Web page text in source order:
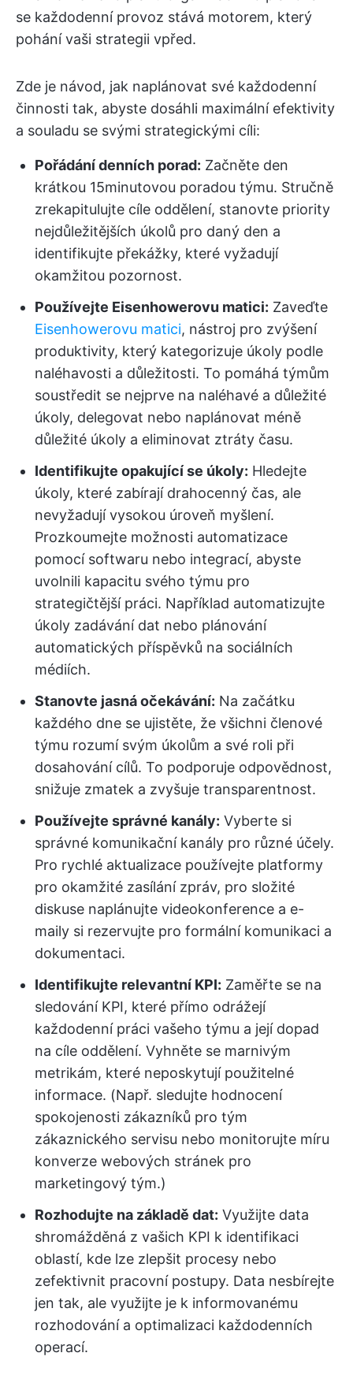
se každodenní provoz stává motorem, který
pohání vaši strategii vpřed.
Zde je návod, jak naplánovat své každodenní
činnosti tak, abyste dosáhli maximální efektivity
a souladu se svými strategickými cíli:
Pořádání denních porad: Začněte den
krátkou 15minutovou poradou týmu. Stručně
zrekapitulujte cíle oddělení, stanovte priority
nejdůležitějších úkolů pro daný den a
identifikujte překážky, které vyžadují
okamžitou pozornost.
Používejte Eisenhowerovu matici: Zaveďte
Eisenhowerovu matici, nástroj pro zvýšení
produktivity, který kategorizuje úkoly podle
naléhavosti a důležitosti. To pomáhá týmům
soustředit se nejprve na naléhavé a důležité
úkoly, delegovat nebo naplánovat méně
důležité úkoly a eliminovat ztráty času.
Identifikujte opakující se úkoly: Hledejte
úkoly, které zabírají drahocenný čas, ale
nevyžadují vysokou úroveň myšlení.
Prozkoumejte možnosti automatizace
pomocí softwaru nebo integrací, abyste
uvolnili kapacitu svého týmu pro
strategičtější práci. Například automatizujte
úkoly zadávání dat nebo plánování
automatických příspěvků na sociálních
médiích.
Stanovte jasná očekávání: Na začátku
každého dne se ujistěte, že všichni členové
týmu rozumí svým úkolům a své roli při
dosahování cílů. To podporuje odpovědnost,
snižuje zmatek a zvyšuje transparentnost.
Používejte správné kanály: Vyberte si
správné komunikační kanály pro různé účely.
Pro rychlé aktualizace používejte platformy
pro okamžité zasílání zpráv, pro složité
diskuse naplánujte videokonference a e-
maily si rezervujte pro formální komunikaci a
dokumentaci.
Identifikujte relevantní KPI: Zaměřte se na
sledování KPI, které přímo odrážejí
každodenní práci vašeho týmu a její dopad
na cíle oddělení. Vyhněte se marnivým
metrikám, které neposkytují použitelné
informace. (Např. sledujte hodnocení
spokojenosti zákazníků pro tým
zákaznického servisu nebo monitorujte míru
konverze webových stránek pro
marketingový tým.)
Rozhodujte na základě dat: Využijte data
shromážděná z vašich KPI k identifikaci
oblastí, kde lze zlepšit procesy nebo
zefektivnit pracovní postupy. Data nesbírejte
jen tak, ale využijte je k informovanému
rozhodování a optimalizaci každodenních
operací.